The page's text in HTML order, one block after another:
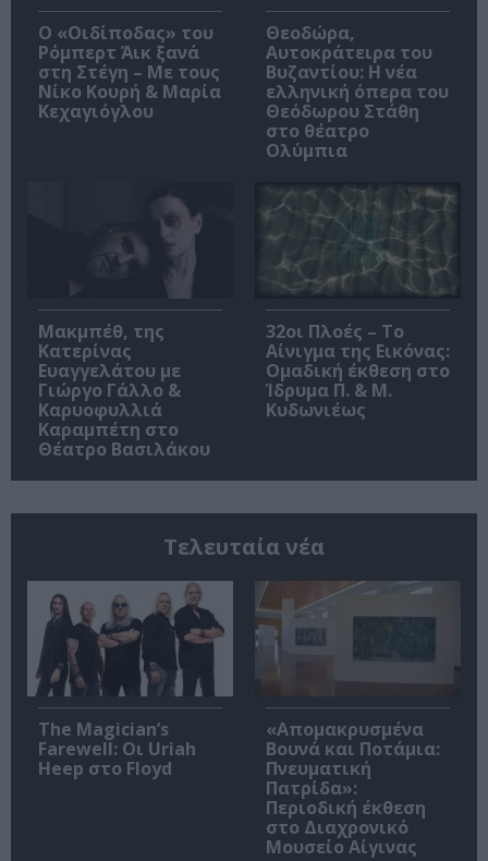
O «Οιδίποδας» του
Ρόμπερτ Άικ ξανά
στη Στέγη – Με τους
Νίκο Κουρή & Μαρία
Κεχαγιόγλου
Θεοδώρα,
Αυτοκράτειρα του
Βυζαντίου: Η νέα
ελληνική όπερα του
Θεόδωρου Στάθη
στο θέατρο
Ολύμπια
Μακμπέθ, της
Κατερίνας
Ευαγγελάτου με
Γιώργο Γάλλο &
Καρυοφυλλιά
Καραμπέτη στο
Θέατρο Βασιλάκου
32οι Πλοές – Το
Αίνιγμα της Εικόνας:
Ομαδική έκθεση στο
Ίδρυμα Π. & Μ.
Κυδωνιέως
Τελευταία νέα
The Magician’s
Farewell: Οι Uriah
Heep στο Floyd
«Απομακρυσμένα
Βουνά και Ποτάμια:
Πνευματική
Πατρίδα»:
Περιοδική έκθεση
στο Διαχρονικό
Μουσείο Αίγινας